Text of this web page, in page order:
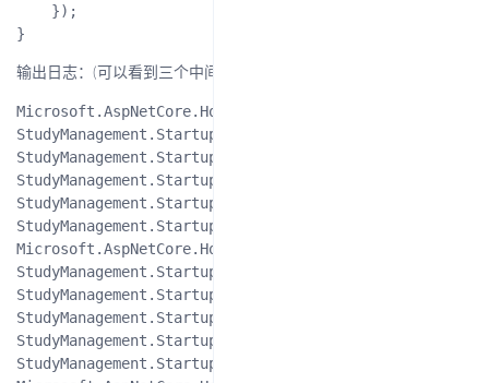
    });
输出日志：(可以看到三个中间件的执行过程)
StudyManagement.Startup:Debug: M1: 传入请求
StudyManagement.Startup:Debug: M2: 传入请求
StudyManagement.Startup:Debug: M3: 处理请求，生成响应
StudyManagement.Startup:Debug: M2: 传出响应
StudyManagement.Startup:Debug: M1: 传出响应
StudyManagement.Startup:Debug: M1: 传入请求
StudyManagement.Startup:Debug: M2: 传入请求
StudyManagement.Startup:Debug: M3: 处理请求，生成响应
StudyManagement.Startup:Debug: M2: 传出响应
StudyManagement.Startup:Debug: M1: 传出响应